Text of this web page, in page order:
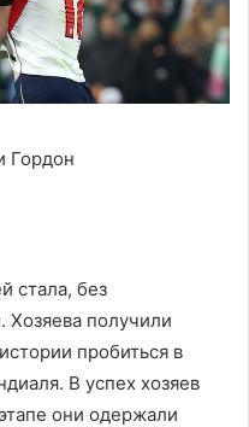
Гордон
стала, без
Хозяева получили
пробиться в
В успех хозяев
они одержали